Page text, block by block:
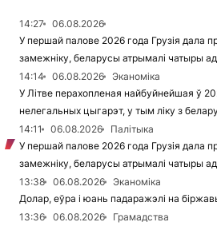
14:27
06.08.2026
У першай палове 2026 года Грузія дала
замежніку, беларусы атрымалі чатыры
14:14
06.08.2026
Эканоміка
У Літве перахопленая найбуйнейшая ў
нелегальных цыгарэт, у тым ліку з
14:11
06.08.2026
Палітыка
У першай палове 2026 года Грузія дала
замежніку, беларусы атрымалі чатыры
13:38
06.08.2026
Эканоміка
Долар, еўра і юань падаражэлі на
13:36
06.08.2026
Грамадства